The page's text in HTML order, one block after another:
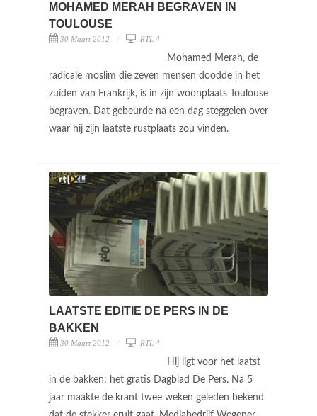
MOHAMED MERAH BEGRAVEN IN
TOULOUSE
30 Maart 2012 RTL 4
Mohamed Merah, de
radicale moslim die zeven mensen doodde in het
zuiden van Frankrijk, is in zijn woonplaats Toulouse
begraven. Dat gebeurde na een dag steggelen over
waar hij zijn laatste rustplaats zou vinden.
LAATSTE EDITIE DE PERS IN DE
BAKKEN
30 Maart 2012 RTL 4
Hij ligt voor het laatst
in de bakken: het gratis Dagblad De Pers. Na 5
jaar maakte de krant twee weken geleden bekend